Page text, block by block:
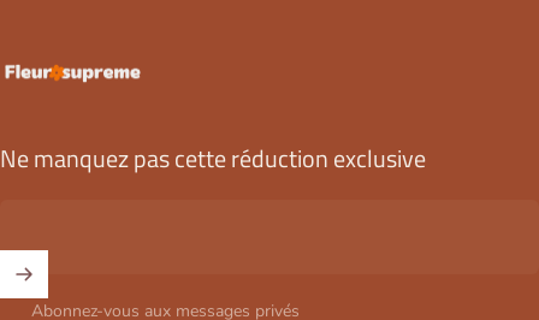
FleurSupreme
Ne manquez pas cette réduction exclusive
Abonnez-vous aux messages privés